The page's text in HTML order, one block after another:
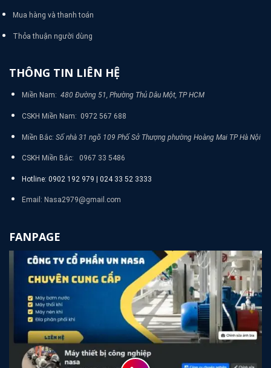
Mua hàng và thanh toán
Thỏa thuận người dùng
THÔNG TIN LIÊN HỆ
Miền Nam: 480 Đường 51, Phường Thủ Dâu Một, TP HCM
CSKH Miền Nam: 0972 567 688
Miền Bắc: Số nhà 31 ngõ 109 Phố Sở Thượng phường Hoàng Mai TP Hà Nội
CSKH Miền Bắc: 0967 33 5486
Hotline: 0902 192 979 | 024 33 52 3333
Email: Nasa2979@gmail.com
FANPAGE